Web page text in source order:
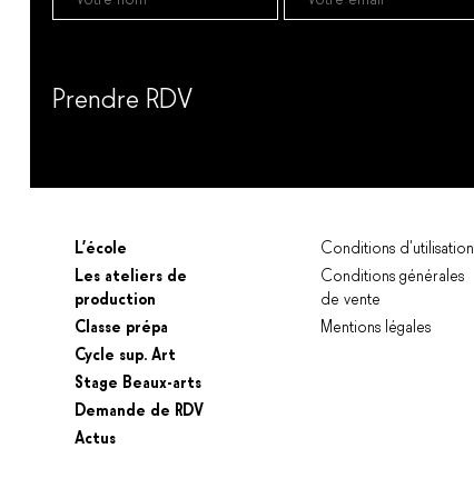
Prendre RDV
L’école
Les ateliers de
production
Classe prépa
Cycle sup. Art
Stage Beaux-arts
Demande de RDV
Actus
Conditions d’utilisation
Conditions générales
de vente
Mentions légales